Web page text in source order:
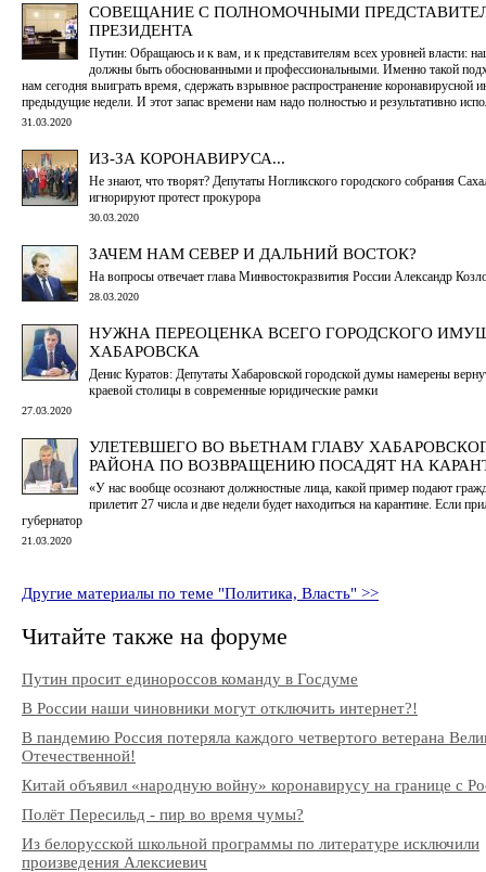
СОВЕЩАНИЕ С ПОЛНОМОЧНЫМИ
ПРЕЗИДЕНТА
Путин: Обращаюсь и к вам, и к представителям всех уровней власти:
должны быть обоснованными и профессиональными. Именно такой
нам сегодня выиграть время, сдержать взрывное распространение коронавирусной
предыдущие недели. И этот запас времени нам надо полностью и результативно
31.03.2020
ИЗ-ЗА КОРОНАВИРУСА...
Не знают, что творят? Депутаты Ногликского городского собрания
игнорируют протест прокурора
30.03.2020
ЗАЧЕМ НАМ СЕВЕР И ДАЛЬНИЙ ВОСТОК?
На вопросы отвечает глава Минвостокразвития России Александр
28.03.2020
НУЖНА ПЕРЕОЦЕНКА ВСЕГО ГОРОДСКОГО
ХАБАРОВСКА
Денис Куратов: Депутаты Хабаровской городской думы намерены
краевой столицы в современные юридические рамки
27.03.2020
УЛЕТЕВШЕГО ВО ВЬЕТНАМ ГЛАВУ
РАЙОНА ПО ВОЗВРАЩЕНИЮ ПОСАДЯТ НА
«У нас вообще осознают должностные лица, какой пример подают
прилетит 27 числа и две недели будет находиться на карантине. Если
губернатор
21.03.2020
Другие материалы по теме "Политика, Власть" >>
Читайте также на форуме
Путин просит единороссов команду в Госдуме
В России наши чиновники могут отключить интернет?!
В пандемию Россия потеряла каждого четвертого ветерана
Отечественной!
Китай объявил «народную войну» коронавирусу на границе с
Полёт Пересильд - пир во время чумы?
Из белорусской школьной программы по литературе исключили
произведения Алексиевич